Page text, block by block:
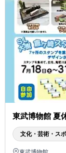
東武博物館 夏
文化・芸術・ス